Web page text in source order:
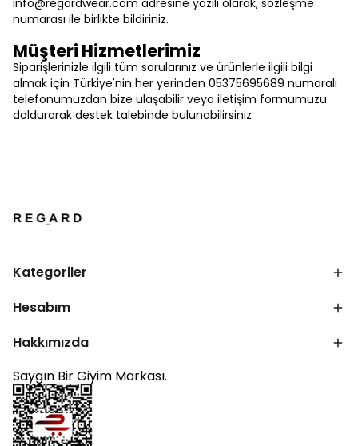
info@regardwear.com adresine yazılı olarak, sözleşme
numarası ile birlikte bildiriniz.
Müşteri Hizmetlerimiz
Siparişlerinizle ilgili tüm sorularınız ve ürünlerle ilgili bilgi
almak için Türkiye'nin her yerinden 05375695689 numaralı
telefonumuzdan bize ulaşabilir veya iletişim formumuzu
doldurarak destek talebinde bulunabilirsiniz.
Kategoriler
Hesabım
Hakkımızda
Saygın Bir Giyim Markası.